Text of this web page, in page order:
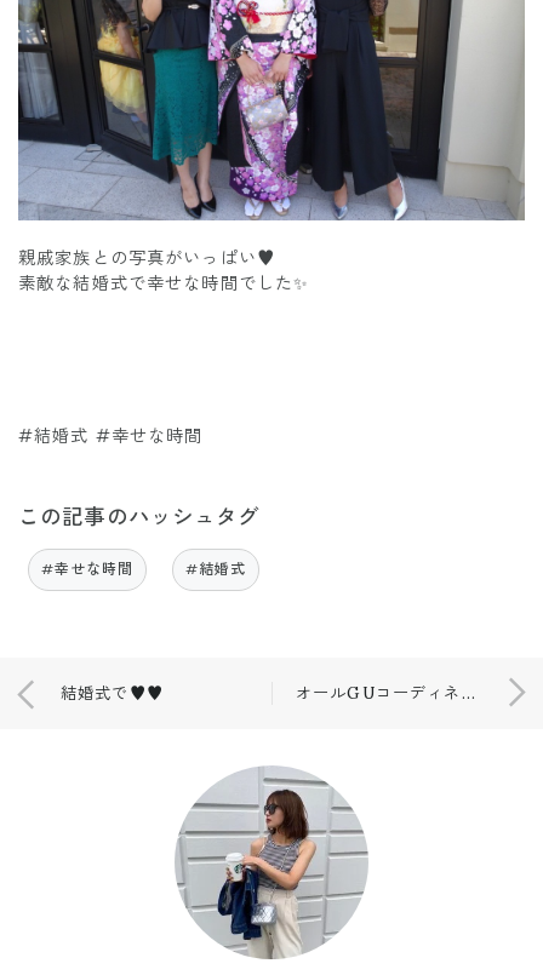
親戚家族との写真がいっぱい♥️
素敵な結婚式で幸せな時間でした✨
#結婚式 #幸せな時間
この記事のハッシュタグ
#幸せな時間 #結婚式
結婚式で♥️♥️ オールGUコーディネート🍋